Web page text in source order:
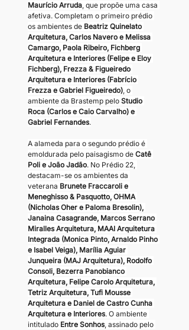
Maurício Arruda, que propõe uma casa
afetiva. Completam o primeiro prédio
os ambientes de Beatriz Quinelato
Arquitetura, Carlos Navero e Melissa
Camargo, Paola Ribeiro, Fichberg
Arquitetura e Interiores (Felipe e Eloy
Fichberg), Frezza & Figueiredo
Arquitetura e Interiores (Fabrício
Frezza e Gabriel Figueiredo), o
ambiente da Brastemp pelo Studio
Roca (Carlos e Caio Carvalho) e
Gabriel Fernandes.
A alameda para o segundo prédio é
emoldurada pelo paisagismo de Catê
Poli e João Jadão. No Prédio 22,
destacam-se os ambientes da
veterana Brunete Fraccaroli e
Meneghisso & Pasquotto, OHMA
(Nicholas Oher e Paloma Bresolin),
Janaina Casagrande, Marcos Serrano
Miralles Arquitetura, MAAI Arquitetura
Integrada (Monica Pinto, Arnaldo Pinho
e Isabel Veiga), Marília Aguiar
Junqueira (MAJ Arquitetura), Rodolfo
Consoli, Bezerra Panobianco
Arquitetura, Felipe Carolo Arquitetura,
Tetriz Arquitetura, Tufi Mousse
Arquitetura e Daniel de Castro Cunha
Arquitetura e Interiores. O ambiente
intitulado Entre Sonhos, assinado pelo